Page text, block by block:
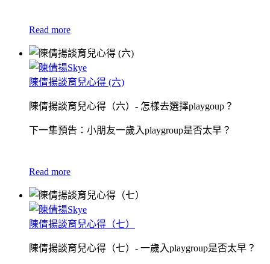
Read more
陳倩揚談育兒心得 (六)
陳倩揚談育兒心得（六）- 怎樣去選擇playgoup？
下一集預告：小朋友一歲入playgroup是否太早？
Read more
陳倩揚談育兒心得（七）
陳倩揚談育兒心得（七）- 一歲入playgroup是否太早？